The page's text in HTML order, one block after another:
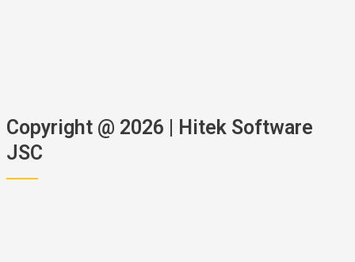
Copyright @ 2026 | Hitek Software
JSC